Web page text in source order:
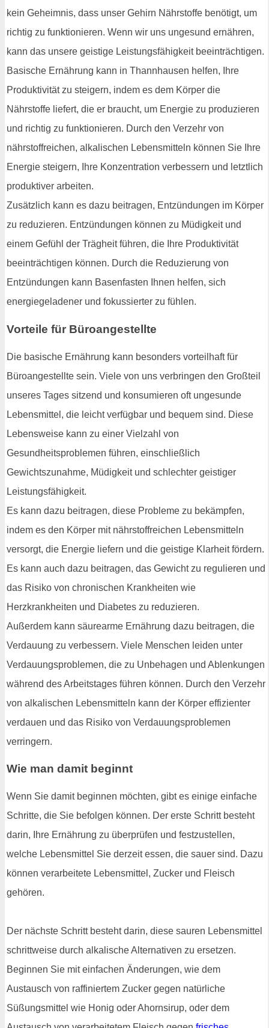
kein Geheimnis, dass unser Gehirn Nährstoffe benötigt, um
richtig zu funktionieren. Wenn wir uns ungesund ernähren,
kann das unsere geistige Leistungsfähigkeit beeinträchtigen.
Basische Ernährung kann in Thannhausen helfen, Ihre
Produktivität zu steigern, indem es dem Körper die
Nährstoffe liefert, die er braucht, um Energie zu produzieren
und richtig zu funktionieren. Durch den Verzehr von
nährstoffreichen, alkalischen Lebensmitteln können Sie Ihre
Energie steigern, Ihre Konzentration verbessern und letztlich
produktiver arbeiten.
Zusätzlich kann es dazu beitragen, Entzündungen im Körper
zu reduzieren. Entzündungen können zu Müdigkeit und
einem Gefühl der Trägheit führen, die Ihre Produktivität
beeinträchtigen können. Durch die Reduzierung von
Entzündungen kann Basenfasten Ihnen helfen, sich
energiegeladener und fokussierter zu fühlen.
Vorteile für Büroangestellte
Die basische Ernährung kann besonders vorteilhaft für
Büroangestellte sein. Viele von uns verbringen den Großteil
unseres Tages sitzend und konsumieren oft ungesunde
Lebensmittel, die leicht verfügbar und bequem sind. Diese
Lebensweise kann zu einer Vielzahl von
Gesundheitsproblemen führen, einschließlich
Gewichtszunahme, Müdigkeit und schlechter geistiger
Leistungsfähigkeit.
Es kann dazu beitragen, diese Probleme zu bekämpfen,
indem es den Körper mit nährstoffreichen Lebensmitteln
versorgt, die Energie liefern und die geistige Klarheit fördern.
Es kann auch dazu beitragen, das Gewicht zu regulieren und
das Risiko von chronischen Krankheiten wie
Herzkrankheiten und Diabetes zu reduzieren.
Außerdem kann säurearme Ernährung dazu beitragen, die
Verdauung zu verbessern. Viele Menschen leiden unter
Verdauungsproblemen, die zu Unbehagen und Ablenkungen
während des Arbeitstages führen können. Durch den Verzehr
von alkalischen Lebensmitteln kann der Körper effizienter
verdauen und das Risiko von Verdauungsproblemen
verringern.
Wie man damit beginnt
Wenn Sie damit beginnen möchten, gibt es einige einfache
Schritte, die Sie befolgen können. Der erste Schritt besteht
darin, Ihre Ernährung zu überprüfen und festzustellen,
welche Lebensmittel Sie derzeit essen, die sauer sind. Dazu
können verarbeitete Lebensmittel, Zucker und Fleisch
gehören.
Der nächste Schritt besteht darin, diese sauren Lebensmittel
schrittweise durch alkalische Alternativen zu ersetzen.
Beginnen Sie mit einfachen Änderungen, wie dem
Austausch von raffiniertem Zucker gegen natürliche
Süßungsmittel wie Honig oder Ahornsirup, oder dem